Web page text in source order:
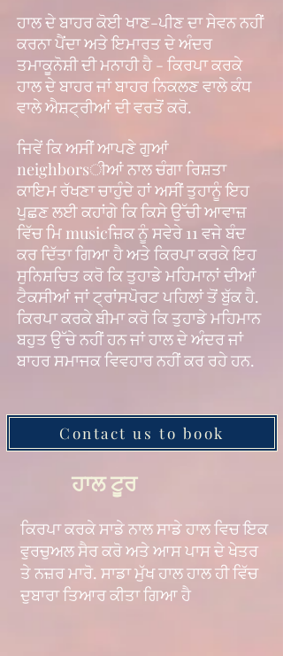
ਹਾਲ ਦੇ ਬਾਹਰ ਕੋਈ ਖਾਣ-ਪੀਣ ਦਾ ਸੇਵਨ ਨਹੀਂ
ਕਰਨਾ ਪੈਂਦਾ ਅਤੇ ਇਮਾਰਤ ਦੇ ਅੰਦਰ
ਤਮਾਕੂਨੋਸ਼ੀ ਦੀ ਮਨਾਹੀ ਹੈ - ਕਿਰਪਾ ਕਰਕੇ
ਹਾਲ ਦੇ ਬਾਹਰ ਜਾਂ ਬਾਹਰ ਨਿਕਲਣ ਵਾਲੇ ਕੰਧ
ਵਾਲੇ ਐਸ਼ਟ੍ਰੀਆਂ ਦੀ ਵਰਤੋਂ ਕਰੋ.
ਜਿਵੇਂ ਕਿ ਅਸੀਂ ਆਪਣੇ ਗੁਆਂ
neighborsੀਆਂ ਨਾਲ ਚੰਗਾ ਰਿਸ਼ਤਾ
ਕਾਇਮ ਰੱਖਣਾ ਚਾਹੁੰਦੇ ਹਾਂ ਅਸੀਂ ਤੁਹਾਨੂੰ ਇਹ
ਪੁਛਣ ਲਈ ਕਹਾਂਗੇ ਕਿ ਕਿਸੇ ਉੱਚੀ ਆਵਾਜ਼
ਵਿੱਚ ਮਿ musicਜ਼ਿਕ ਨੂੰ ਸਵੇਰੇ 11 ਵਜੇ ਬੰਦ
ਕਰ ਦਿੱਤਾ ਗਿਆ ਹੈ ਅਤੇ ਕਿਰਪਾ ਕਰਕੇ ਇਹ
ਸੁਨਿਸ਼ਚਿਤ ਕਰੋ ਕਿ ਤੁਹਾਡੇ ਮਹਿਮਾਨਾਂ ਦੀਆਂ
ਟੈਕਸੀਆਂ ਜਾਂ ਟ੍ਰਾਂਸਪੋਰਟ ਪਹਿਲਾਂ ਤੋਂ ਬੁੱਕ ਹੈ.
ਕਿਰਪਾ ਕਰਕੇ ਬੀਮਾ ਕਰੋ ਕਿ ਤੁਹਾਡੇ ਮਹਿਮਾਨ
ਬਹੁਤ ਉੱਚੇ ਨਹੀਂ ਹਨ ਜਾਂ ਹਾਲ ਦੇ ਅੰਦਰ ਜਾਂ
ਬਾਹਰ ਸਮਾਜਕ ਵਿਵਹਾਰ ਨਹੀਂ ਕਰ ਰਹੇ ਹਨ.
ਹਾਲ ਟੂਰ
ਕਿਰਪਾ ਕਰਕੇ ਸਾਡੇ ਨਾਲ ਸਾਡੇ ਹਾਲ ਵਿਚ ਇਕ
ਵੁਰਚੁਅਲ ਸੈਰ ਕਰੋ ਅਤੇ ਆਸ ਪਾਸ ਦੇ ਖੇਤਰ
ਤੇ ਨਜ਼ਰ ਮਾਰੋ. ਸਾਡਾ ਮੁੱਖ ਹਾਲ ਹਾਲ ਹੀ ਵਿੱਚ
ਦੁਬਾਰਾ ਤਿਆਰ ਕੀਤਾ ਗਿਆ ਹੈ
Contact us to book